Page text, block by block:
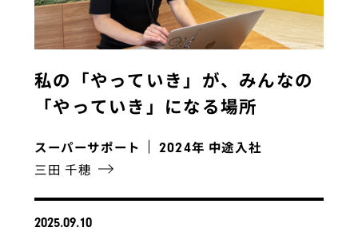
私の「やっていき」が、みんなの
「やっていき」になる場所
スーパーサポート 2024年 中途入社
三田 千穂
2025.09.10